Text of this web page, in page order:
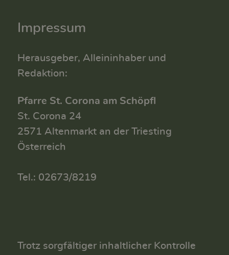
Impressum
Herausgeber, Alleininhaber und
Redaktion:
Pfarre St. Corona am Schöpfl
St. Corona 24
2571 Altenmarkt an der Triesting
Österreich
Tel.: 02673/8219
Trotz sorgfältiger inhaltlicher Kontrolle